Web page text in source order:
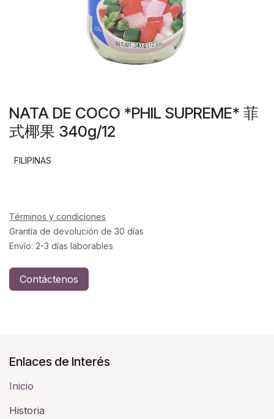
NATA DE COCO *PHIL SUPREME* 菲
式椰果 340g/12
FILIPINAS
Términos y condiciones
Grantía de devolución de 30 días
Envío: 2-3 días laborables
Contáctenos
Enlaces de Interés
Inicio
Historia​